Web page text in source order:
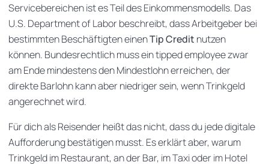
Servicebereichen ist es Teil des Einkommensmodells. Das
U.S. Department of Labor beschreibt, dass Arbeitgeber bei
bestimmten Beschäftigten einenTip Credit nutzen
können. Bundesrechtlich muss ein tipped employee zwar
am Ende mindestens den Mindestlohn erreichen, der
direkte Barlohn kann aber niedriger sein, wenn Trinkgeld
angerechnet wird.
Für dich als Reisender heißt das nicht, dass du jede digitale
Aufforderung bestätigen musst. Es erklärt aber, warum
Trinkgeld im Restaurant, an der Bar, im Taxi oder im Hotel